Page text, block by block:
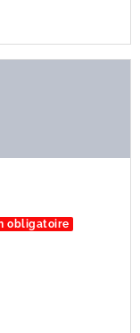
obligatoire